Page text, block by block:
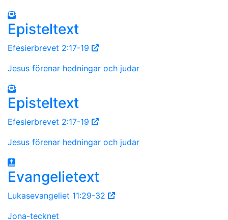
Episteltext
Efesierbrevet 2:17-19
Jesus förenar hedningar och judar
Episteltext
Efesierbrevet 2:17-19
Jesus förenar hedningar och judar
Evangelietext
Lukasevangeliet 11:29-32
Jona-tecknet